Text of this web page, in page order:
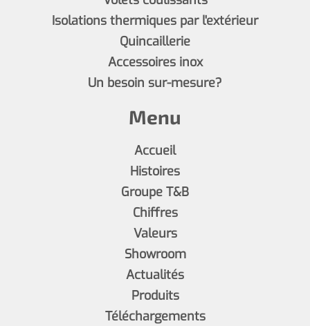
Isolations thermiques par l'extérieur
Quincaillerie
Accessoires inox
Un besoin sur-mesure?
Menu
Accueil
Histoires
Groupe T&B
Chiffres
Valeurs
Showroom
Actualités
Produits
Téléchargements